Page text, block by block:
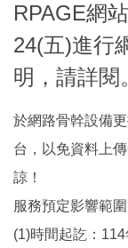
RPAGE網
24(五)進行
明，請詳閱
於網路骨幹設備
台，以免資料上
諒！
服務預定影響範圍
(1)時間起訖：